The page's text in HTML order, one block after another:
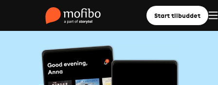
Start tilbuddet